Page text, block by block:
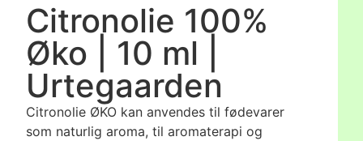
Citronolie 100%
Øko | 10 ml |
Urtegaarden
Citronolie ØKO kan anvendes til fødevarer
som naturlig aroma, til aromaterapi og